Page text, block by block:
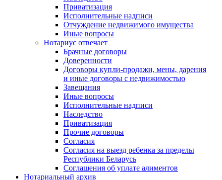
Приватизация
Исполнительные надписи
Отчуждение недвижимого имущества
Иные вопросы
Нотариус отвечает
Брачные договоры
Доверенности
Договоры купли-продажи, мены, дарения
и иные договоры с недвижимостью
Завещания
Иные вопросы
Исполнительные надписи
Наследство
Приватизация
Прочие договоры
Согласия
Согласия на выезд ребенка за пределы
Республики Беларусь
Соглашения об уплате алиментов
Нотариальный архив